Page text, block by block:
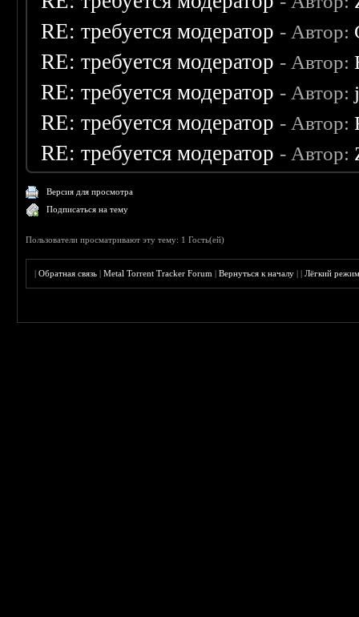
RE: требуется модератор - Автор:
RE: требуется модератор - Автор:
RE: требуется модератор - Автор:
RE: требуется модератор - Автор:
RE: требуется модератор - Автор:
Версия для просмотра
Подписаться на тему
Пользователи просматривают эту тему: 1 Гость(ей)
|Обратная связь |Metal Torrent Tracker Forum |Вернуться к началу ||Лёгкий